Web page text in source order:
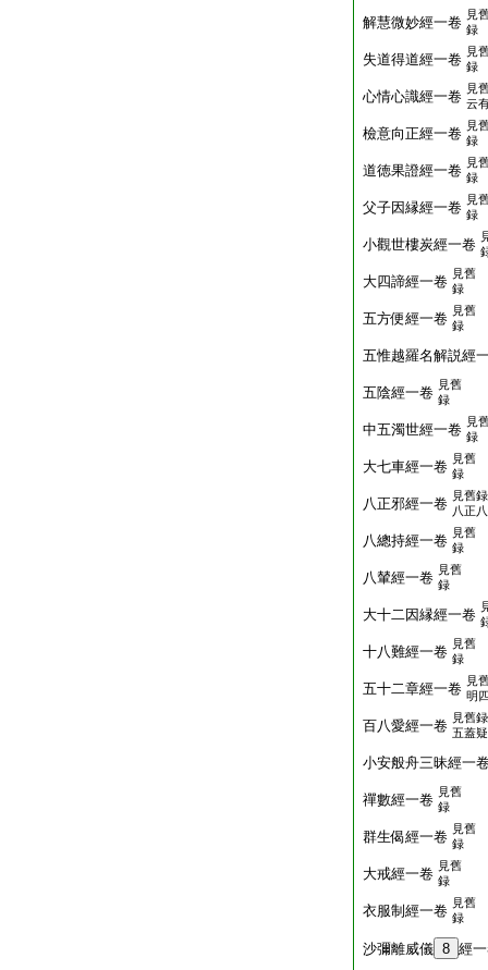
解慧微妙經一卷 見
録
失道得道經一卷 見
録
心情心識經一卷 見
云
檢意向正經一卷 見
録
道徳果證經一卷 見
録
父子因縁經一卷 見
録
小觀世樓炭經一卷
大四諦經一卷 見舊
録
五方便經一卷 見舊
録
五惟越羅名解説經
五陰經一卷 見舊
録
中五濁世經一卷 見
録
大七車經一卷 見舊
録
八正邪經一卷 見舊
八正
八總持經一卷 見舊
録
八輦經一卷 見舊
録
大十二因縁經一卷
十八難經一卷 見舊
録
五十二章經一卷 見
明
百八愛經一卷 見舊
五蓋
小安般舟三昧經一
禪數經一卷 見舊
録
群生偈經一卷 見舊
録
大戒經一卷 見舊
録
衣服制經一卷 見舊
録
沙彌離威儀 8 經